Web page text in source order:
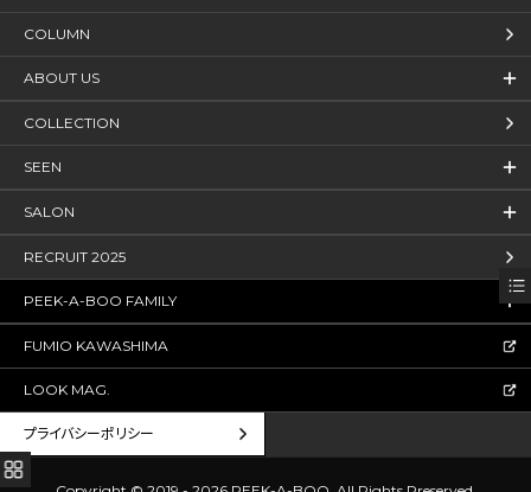
COLUMN
ABOUT US
COLLECTION
SEEN
SALON
RECRUIT 2025
PEEK-A-BOO FAMILY
FUMIO KAWASHIMA
LOOK MAG.
プライバシーポリシー